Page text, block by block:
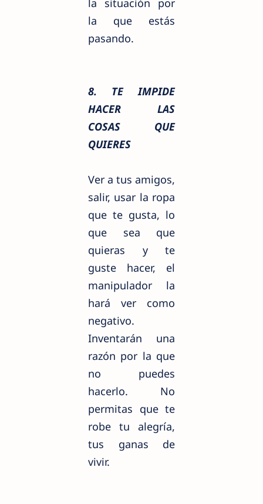
la que estás
pasando.
8. TE IMPIDE
HACER LAS
COSAS QUE
QUIERES
Ver a tus amigos,
salir, usar la ropa
que te gusta, lo
que sea que
quieras y te
guste hacer, el
manipulador la
hará ver como
negativo.
Inventarán una
razón por la que
no puedes
hacerlo. No
permitas que te
robe tu alegría,
tus ganas de
vivir.